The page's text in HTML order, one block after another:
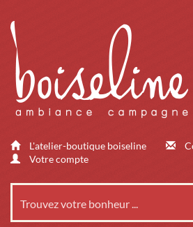
L'atelier-boutique boiseline
Votre compte